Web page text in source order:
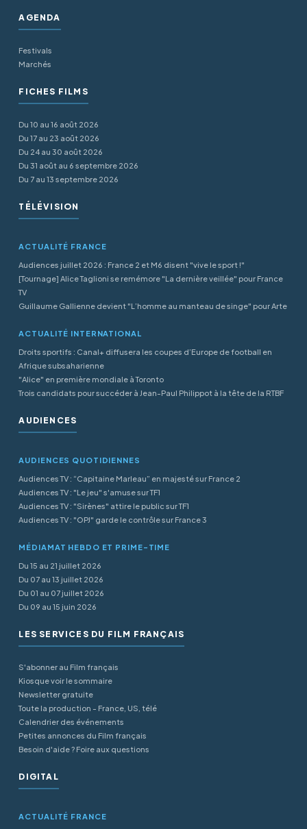
AGENDA
Festivals
Marchés
FICHES FILMS
Du 10 au 16 août 2026
Du 17 au 23 août 2026
Du 24 au 30 août 2026
Du 31 août au 6 septembre 2026
Du 7 au 13 septembre 2026
TÉLÉVISION
ACTUALITÉ FRANCE
Audiences juillet 2026 : France 2 et M6 disent "vive le sport !"
[Tournage] Alice Taglioni se remémore "La dernière veillée" pour France
TV
Guillaume Gallienne devient "L’homme au manteau de singe" pour Arte
ACTUALITÉ INTERNATIONAL
Droits sportifs : Canal+ diffusera les coupes d’Europe de football en
Afrique subsaharienne
"Alice" en première mondiale à Toronto
Trois candidats pour succéder à Jean-Paul Philippot à la tête de la RTBF
AUDIENCES
AUDIENCES QUOTIDIENNES
Audiences TV : “Capitaine Marleau” en majesté sur France 2
Audiences TV : "Le jeu" s'amuse sur TF1
Audiences TV : "Sirènes" attire le public sur TF1
Audiences TV : "OPJ" garde le contrôle sur France 3
MÉDIAMAT HEBDO ET PRIME-TIME
Du 15 au 21 juillet 2026
Du 07 au 13 juillet 2026
Du 01 au 07 juillet 2026
Du 09 au 15 juin 2026
LES SERVICES DU FILM FRANÇAIS
S'abonner au Film français
Kiosque voir le sommaire
Newsletter gratuite
Toute la production - France, US, télé
Calendrier des événements
Petites annonces du Film français
Besoin d'aide ? Foire aux questions
DIGITAL
ACTUALITÉ FRANCE